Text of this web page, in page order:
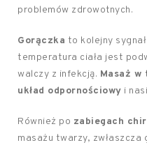
problemów zdrowotnych.
Gorączka to kolejny
temperatura ciała jest
walczy z infekcją. Masaż
układ odpornościowy i
Również po zabiegach
masażu twarzy,